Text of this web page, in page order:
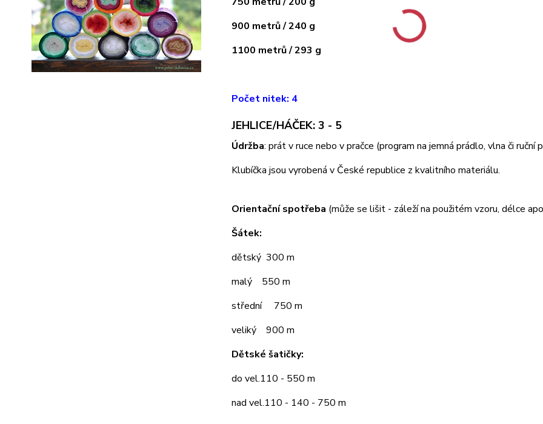
900 metrů / 240 g
1100 metrů / 293 g
Počet nitek: 4
JEHLICE/HÁČEK: 3 - 5
Údržba: prát v ruce nebo v pračce (program na jemná prádlo, vlna či
Klubíčka jsou vyrobená v České republice z kvalitního materiálu.
Orientační spotřeba (může se lišit - záleží na použitém vzoru, délce
Šátek:
dětský 300 m
malý 550 m
střední 750 m
veliký 900 m
Dětské šatičky:
do vel.110 - 550 m
nad vel.110 - 140 - 750 m